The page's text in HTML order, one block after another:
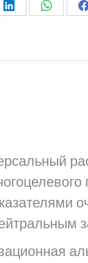
Поделиться